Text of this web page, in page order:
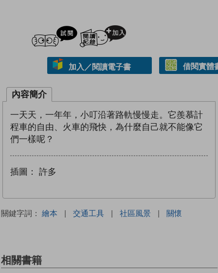
試閲
加入／閱讀電子書 借閱實體
內容簡介
一天天，一年年，小叮沿著路軌慢慢走。它羨慕計
程車的自由、火車的飛快，為什麼自己就不能像它
們一樣呢？
插圖： 許多
關鍵字詞： 繪本 | 交通工具 | 社區風景 | 關懷
相關書籍